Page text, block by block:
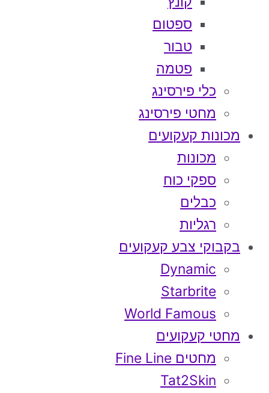
ספטום
טבור
פטמה
כלי פירסינג
מחטי פירסינג
מכונות קעקועים
מכונות
ספקי כוח
כבלים
רגליות
בקבוקי צבע קעקועים
Dynamic
Starbrite
World Famous
מחטי קעקועים
מחטים Fine Line
Tat2Skin